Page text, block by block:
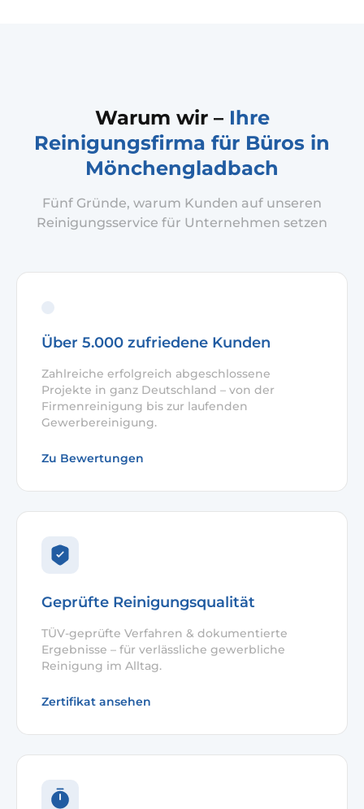
Warum wir – Ihre
Reinigungsfirma für Büros in
Mönchengladbach
Fünf Gründe, warum Kunden auf unseren
Reinigungsservice für Unternehmen setzen
Über 5.000 zufriedene Kunden
Zahlreiche erfolgreich abgeschlossene
Projekte in ganz Deutschland – von der
Firmenreinigung bis zur laufenden
Gewerbereinigung.
Zu Bewertungen
Geprüfte Reinigungsqualität
TÜV-geprüfte Verfahren & dokumentierte
Ergebnisse – für verlässliche gewerbliche
Reinigung im Alltag.
Zertifikat ansehen